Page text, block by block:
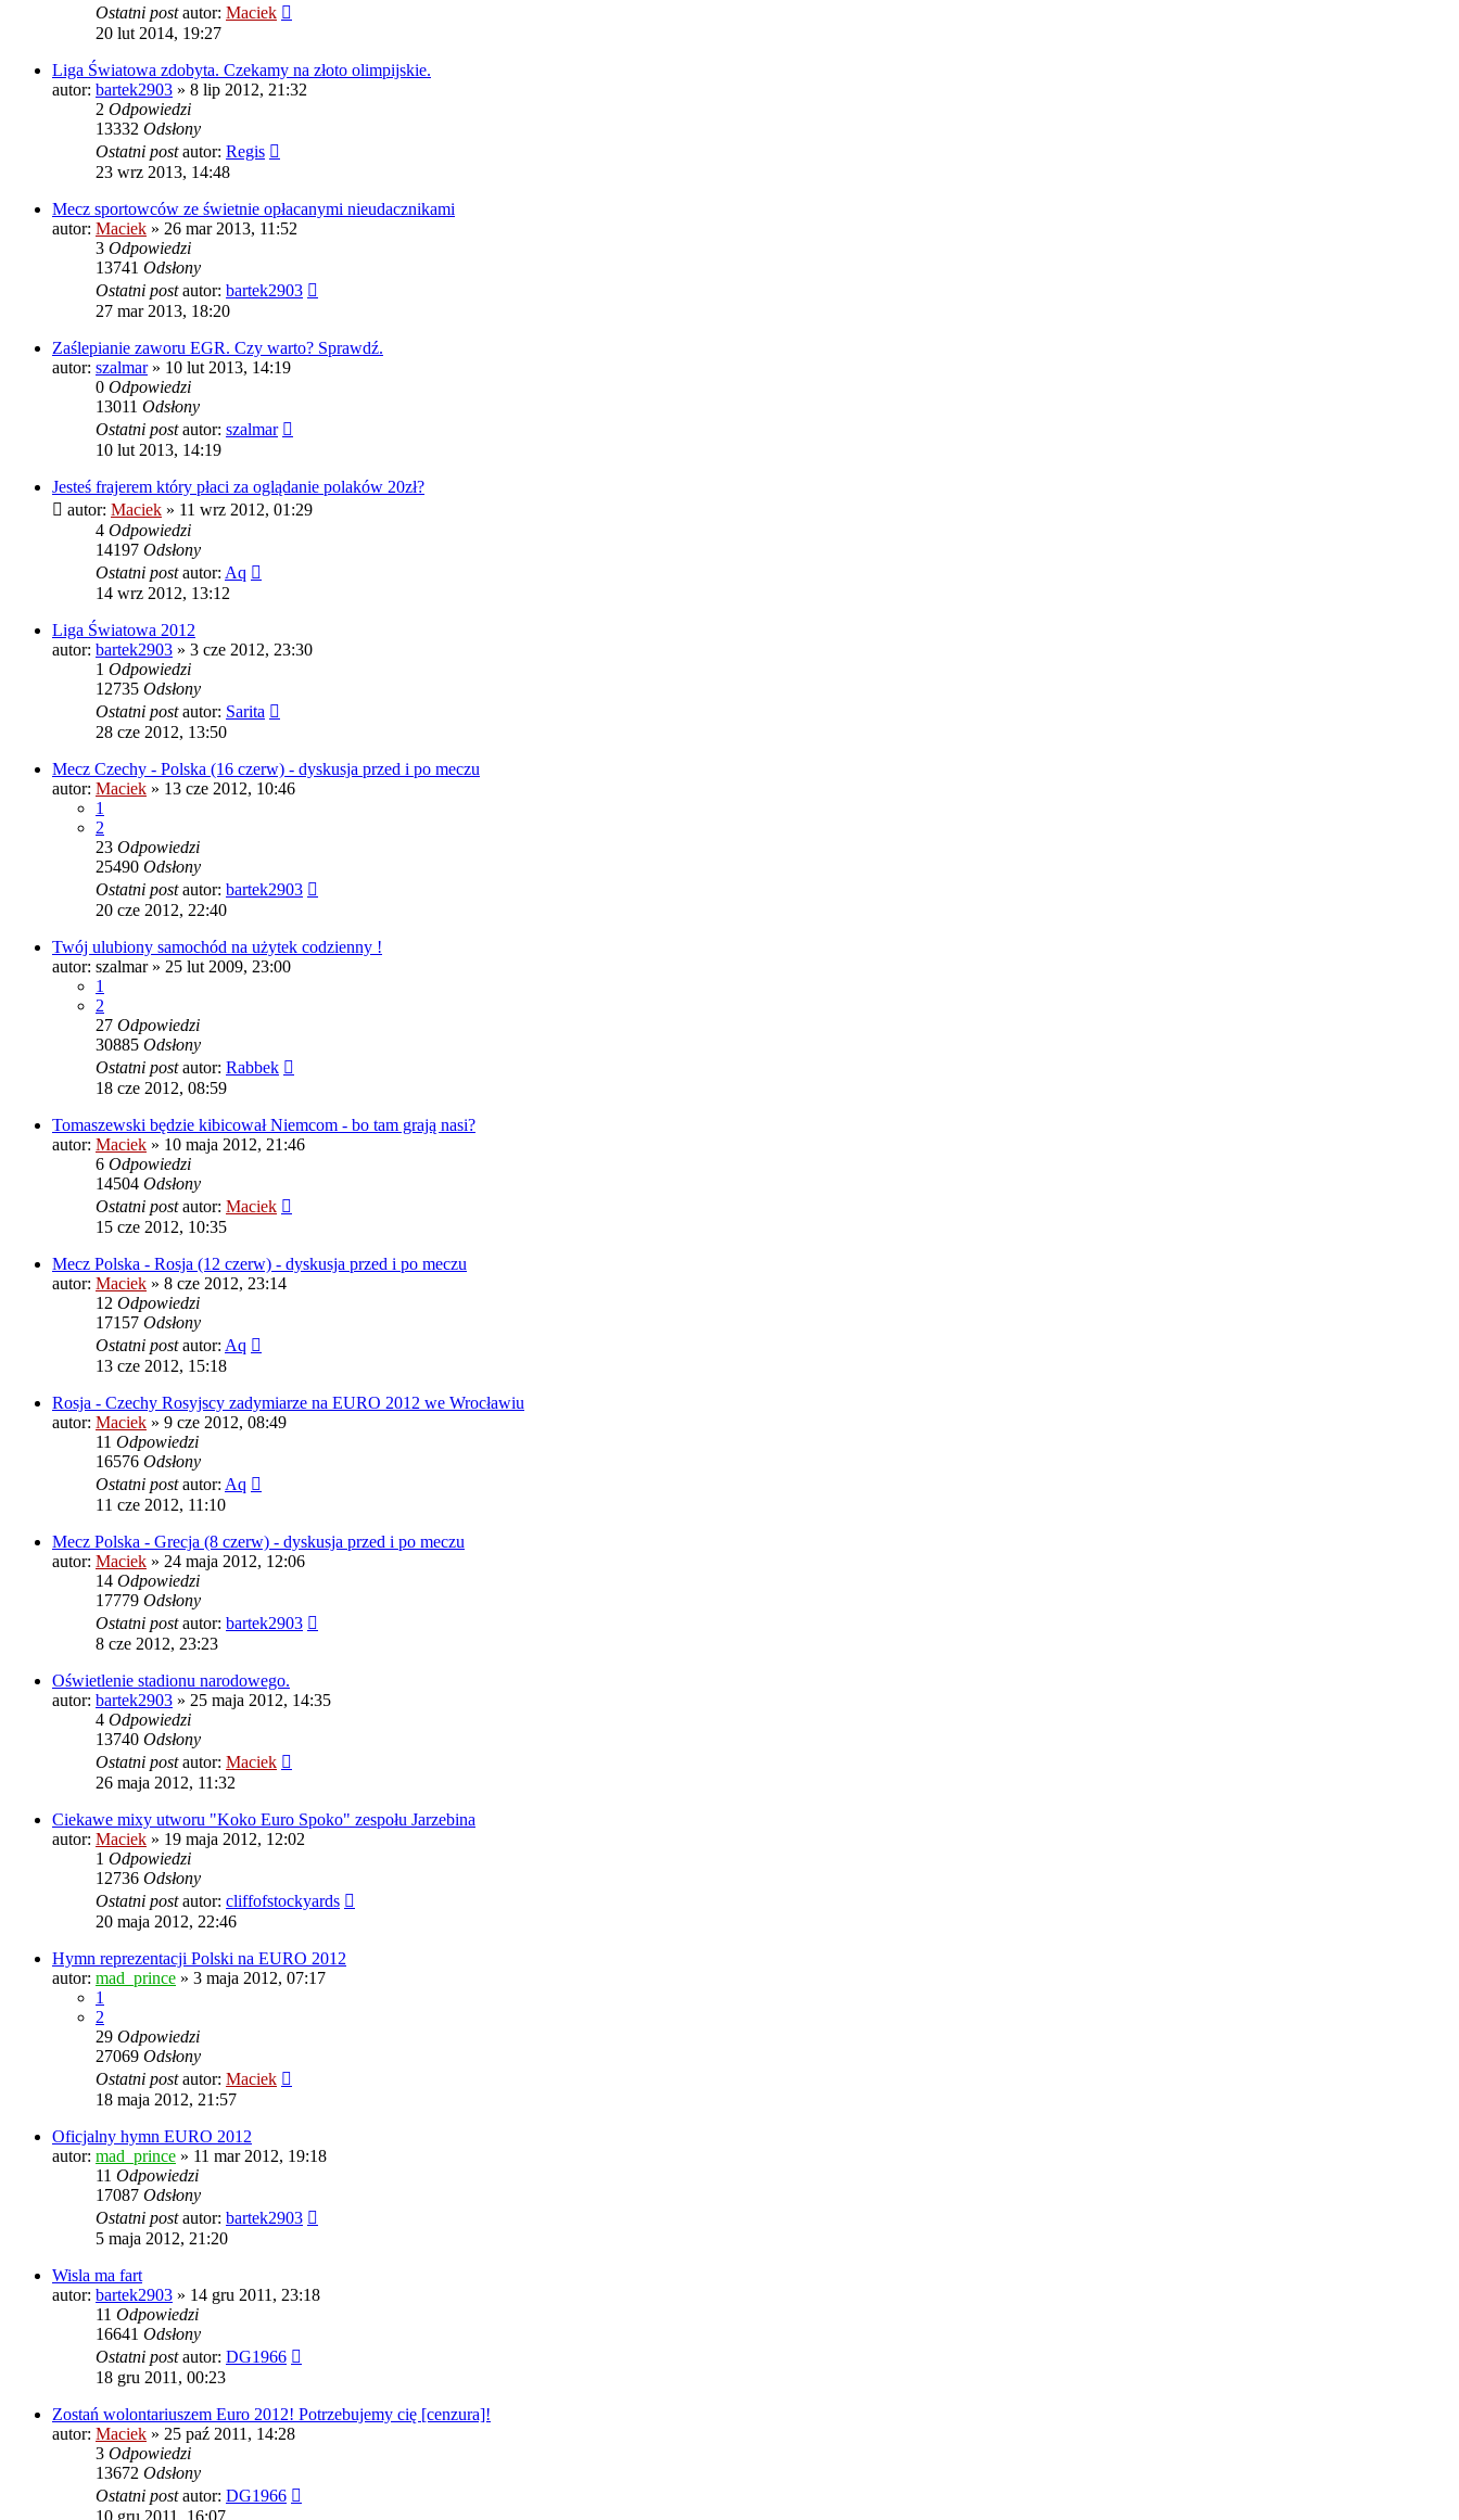
Ostatni postautor: Maciek
20 lut 2014, 19:27
Liga Światowa zdobyta. Czekamy na złoto olimpijskie.
autor: bartek2903 » 8 lip 2012, 21:32
2 Odpowiedzi
13332 Odsłony
Ostatni postautor: Regis
23 wrz 2013, 14:48
Mecz sportowców ze świetnie opłacanymi nieudacznikami
autor: Maciek » 26 mar 2013, 11:52
3 Odpowiedzi
13741 Odsłony
Ostatni postautor: bartek2903
27 mar 2013, 18:20
Zaślepianie zaworu EGR. Czy warto? Sprawdź.
autor: szalmar» 10 lut 2013, 14:19
0 Odpowiedzi
13011 Odsłony
Ostatni postautor: szalmar
10 lut 2013, 14:19
Jesteś frajerem który płaci za oglądanie polaków 20zł?
autor: Maciek » 11 wrz 2012, 01:29
4 Odpowiedzi
14197 Odsłony
Ostatni postautor: Aq
14 wrz 2012, 13:12
Liga Światowa 2012
autor: bartek2903 » 3 cze 2012, 23:30
1 Odpowiedzi
12735 Odsłony
Ostatni postautor: Sarita
28 cze 2012, 13:50
Mecz Czechy - Polska (16 czerw) - dyskusja przed i po meczu
autor: Maciek » 13 cze 2012, 10:46
1
2
23 Odpowiedzi
25490 Odsłony
Ostatni postautor: bartek2903
20 cze 2012, 22:40
Twój ulubiony samochód na użytek codzienny !
autor: szalmar» 25 lut 2009, 23:00
1
2
27 Odpowiedzi
30885 Odsłony
Ostatni postautor: Rabbek
18 cze 2012, 08:59
Tomaszewski będzie kibicował Niemcom - bo tam grają nasi?
autor: Maciek » 10 maja 2012, 21:46
6 Odpowiedzi
14504 Odsłony
Ostatni postautor: Maciek
15 cze 2012, 10:35
Mecz Polska - Rosja (12 czerw) - dyskusja przed i po meczu
autor: Maciek » 8 cze 2012, 23:14
12 Odpowiedzi
17157 Odsłony
Ostatni postautor: Aq
13 cze 2012, 15:18
Rosja - Czechy Rosyjscy zadymiarze na EURO 2012 we Wrocławiu
autor: Maciek » 9 cze 2012, 08:49
11 Odpowiedzi
16576 Odsłony
Ostatni postautor: Aq
11 cze 2012, 11:10
Mecz Polska - Grecja (8 czerw) - dyskusja przed i po meczu
autor: Maciek » 24 maja 2012, 12:06
14 Odpowiedzi
17779 Odsłony
Ostatni postautor: bartek2903
8 cze 2012, 23:23
Oświetlenie stadionu narodowego.
autor: bartek2903 » 25 maja 2012, 14:35
4 Odpowiedzi
13740 Odsłony
Ostatni postautor: Maciek
26 maja 2012, 11:32
Ciekawe mixy utworu "Koko Euro Spoko" zespołu Jarzebina
autor: Maciek » 19 maja 2012, 12:02
1 Odpowiedzi
12736 Odsłony
Ostatni postautor: cliffofstockyards
20 maja 2012, 22:46
Hymn reprezentacji Polski na EURO 2012
autor: mad_prince » 3 maja 2012, 07:17
1
2
29 Odpowiedzi
27069 Odsłony
Ostatni postautor: Maciek
18 maja 2012, 21:57
Oficjalny hymn EURO 2012
autor: mad_prince » 11 mar 2012, 19:18
11 Odpowiedzi
17087 Odsłony
Ostatni postautor: bartek2903
5 maja 2012, 21:20
Wisla ma fart
autor: bartek2903 » 14 gru 2011, 23:18
11 Odpowiedzi
16641 Odsłony
Ostatni postautor: DG1966
18 gru 2011, 00:23
Zostań wolontariuszem Euro 2012! Potrzebujemy cię [cenzura]!
autor: Maciek » 25 paź 2011, 14:28
3 Odpowiedzi
13672 Odsłony
Ostatni postautor: DG1966
10 gru 2011, 16:07